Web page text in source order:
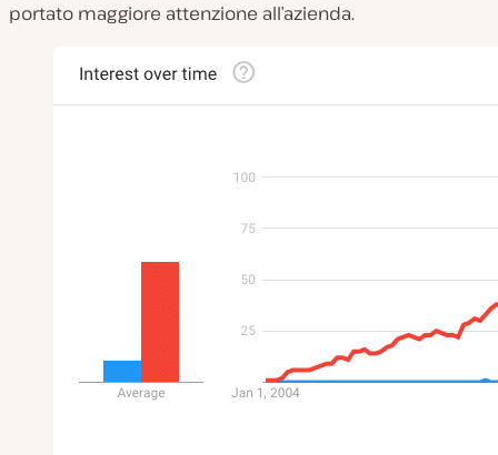
portato maggiore attenzione all’azienda.